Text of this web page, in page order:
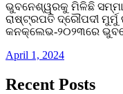
ଭୁବନେଶ୍ୱରକୁ ମିଳିଛି
ରାଷ୍ଟ୍ରପତି ଦ୍ରୌପଦୀ
କନକ୍ଲେଭ-୨୦୨୩ରେ
April 1, 2024
Recent Posts